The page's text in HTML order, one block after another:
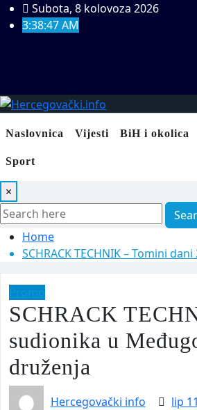
Skip
to
Subota, 8 kolovoza 2026
3:38:48 AM
Naslovnica Vijesti BiH i okolica
Sport
×
Home
SCHRACK TECHNIK – Tomini
SCHRACK
sudionika u
druženja
Hercegovački info lip